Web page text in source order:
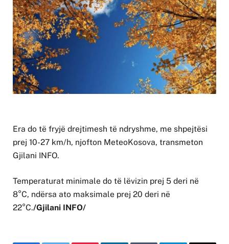
Era do të fryjë drejtimesh të ndryshme, me shpejtësi
prej 10-27 km/h, njofton MeteoKosova, transmeton
Gjilani INFO.
Temperaturat minimale do të lëvizin prej 5 deri në
8°C, ndërsa ato maksimale prej 20 deri në
22°C./Gjilani INFO/